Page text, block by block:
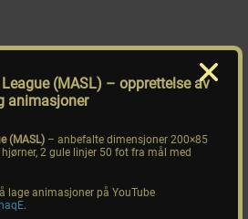
(MASL) – opprettelse av
animasjoner
(MASL) – anbefalte dimensjoner 200×85
2 gule linjer 50 fot fra mål med
lage animasjoner på YouTube
.